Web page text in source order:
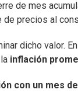
de mes
precios al
dicho valor.
inflación
con un mes